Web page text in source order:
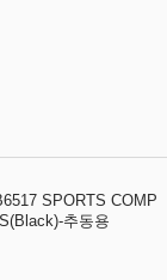
SPORTS COMP
추동용